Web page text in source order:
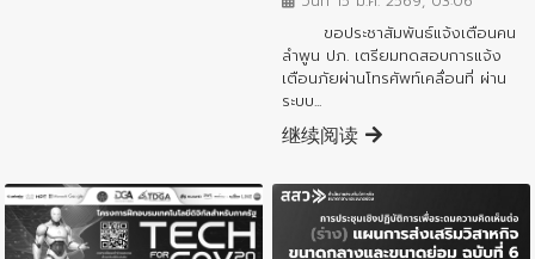
ขอประชาสัมพันธ์แจ้งเตือนคน
ลำพูน ปภ. เตรียมทดสอบการแจ้ง
เตือนภัยผ่านโทรศัพท์เคลื่อนที่ ผ่าน
ระบบ...
继续阅读